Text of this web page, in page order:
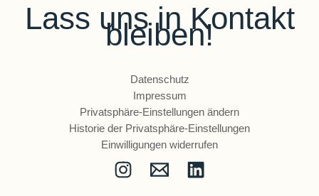
Lass uns in Kontakt
bleiben!
Datenschutz
Impressum
Privatsphäre-Einstellungen ändern
Historie der Privatsphäre-Einstellungen
Einwilligungen widerrufen